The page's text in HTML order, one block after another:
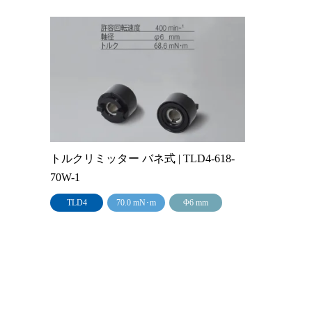
トルクリミッター バネ式 | TLD4-618-
70W-1
TLD4 70.0 mN･m Φ6 mm